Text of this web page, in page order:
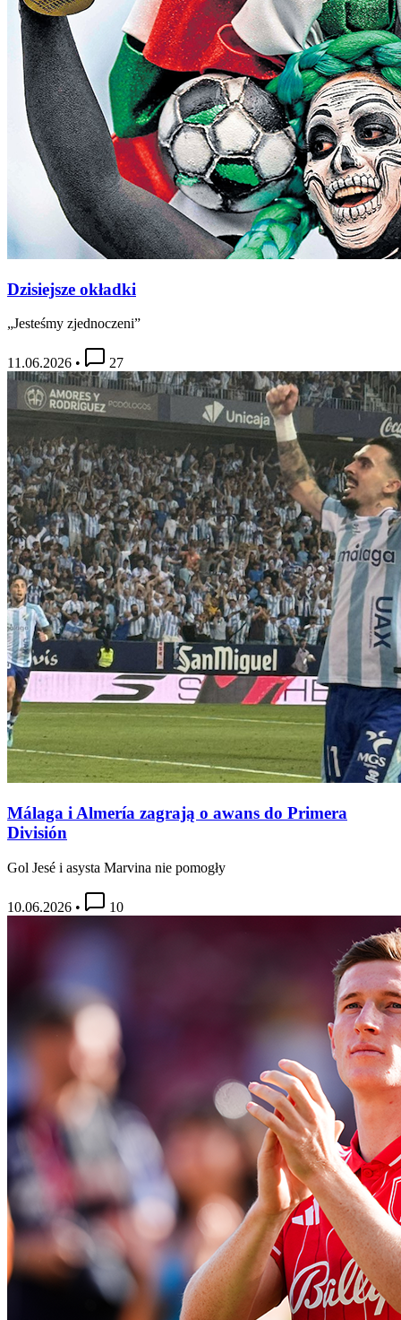
Dzisiejsze okładki
„Jesteśmy zjednoczeni”
11.06.2026 • 27
Málaga i Almería zagrają o awans do Primera
División
Gol Jesé i asysta Marvina nie pomogły
10.06.2026 • 10